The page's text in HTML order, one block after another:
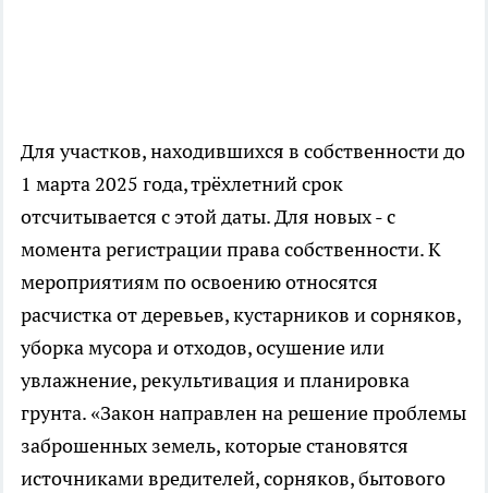
Для участков, находившихся в собственности до
1 марта 2025 года, трёхлетний срок
отсчитывается с этой даты. Для новых - с
момента регистрации права собственности. К
мероприятиям по освоению относятся
расчистка от деревьев, кустарников и сорняков,
уборка мусора и отходов, осушение или
увлажнение, рекультивация и планировка
грунта. «Закон направлен на решение проблемы
заброшенных земель, которые становятся
источниками вредителей, сорняков, бытового